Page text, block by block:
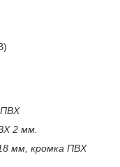
2 мм.
мм, кромка ПВХ